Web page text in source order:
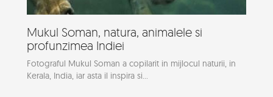
Mukul Soman, natura, animalele si
profunzimea Indiei
Fotograful Mukul Soman a copilarit in mijlocul naturii, in
Kerala, India, iar asta il inspira si...